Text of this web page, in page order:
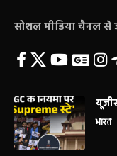
सोशल मीडिया चैनल से
भारत